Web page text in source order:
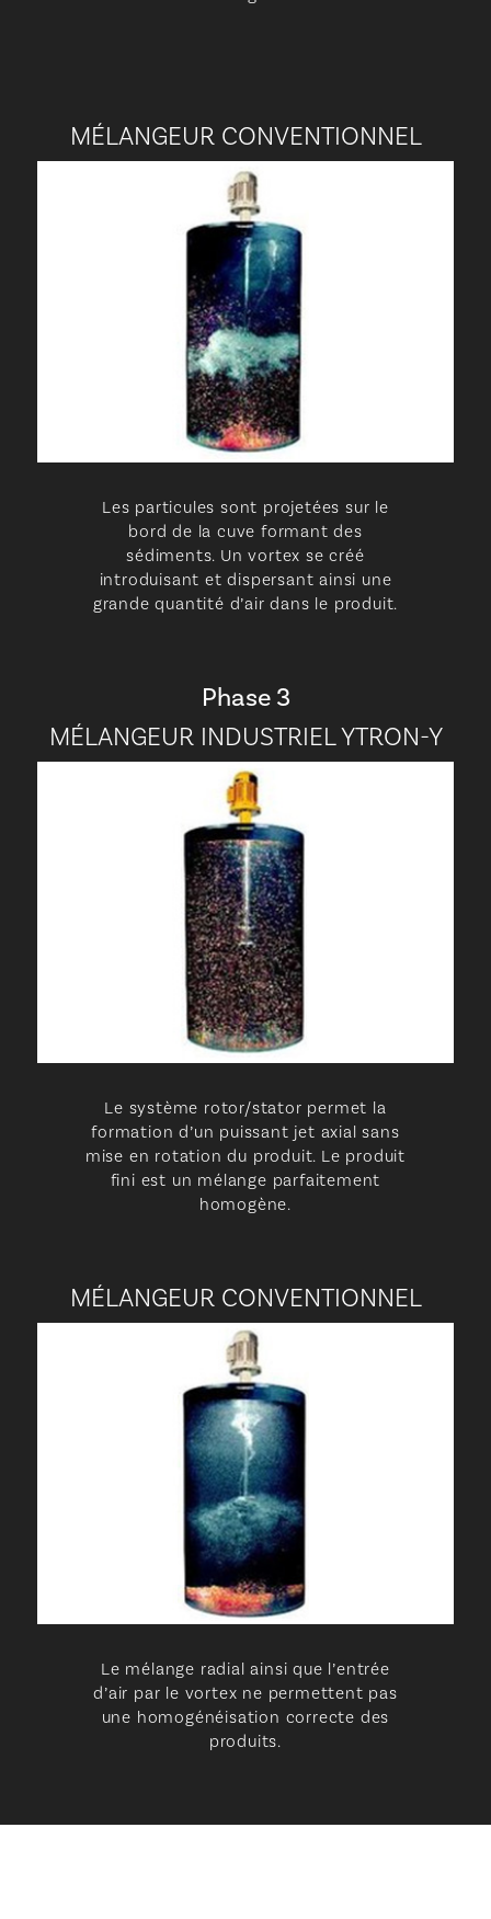
MÉLANGEUR CONVENTIONNEL
Les particules sont projetées sur le
bord de la cuve formant des
sédiments. Un vortex se créé
introduisant et dispersant ainsi une
grande quantité d’air dans le produit.
Phase 3
MÉLANGEUR INDUSTRIEL YTRON-Y
Le système rotor/stator permet la
formation d’un puissant jet axial sans
mise en rotation du produit. Le produit
fini est un mélange parfaitement
homogène.
MÉLANGEUR CONVENTIONNEL
Le mélange radial ainsi que l’entrée
d’air par le vortex ne permettent pas
une homogénéisation correcte des
produits.